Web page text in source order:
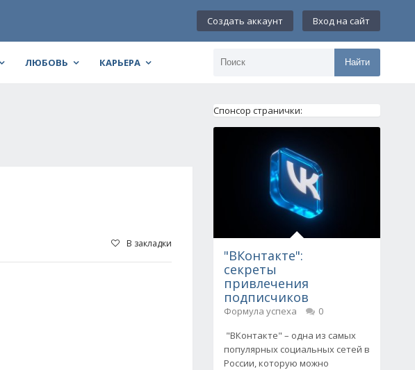
Создать аккаунт Вход на сайт
ЛЮБОВЬ КАРЬЕРА Найти
В закладки
Спонсор странички:
"ВКонтакте":
секреты
привлечения
подписчиков
Формула успеха
0
"ВКонтакте" – одна из самых
популярных социальных сетей в
России, которую можно